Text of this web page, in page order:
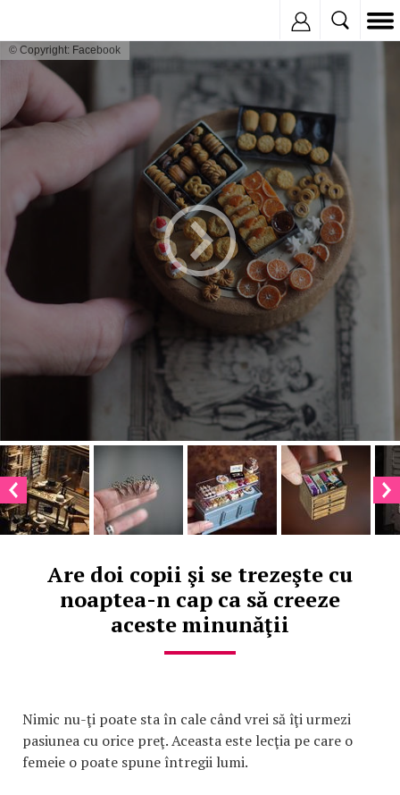
© Copyright: Facebook
Are doi copii şi se trezeşte cu
noaptea-n cap ca să creeze
aceste minunăţii
Nimic nu-ţi poate sta în cale când vrei să îţi urmezi
pasiunea cu orice preţ. Aceasta este lecţia pe care o
femeie o poate spune întregii lumi.